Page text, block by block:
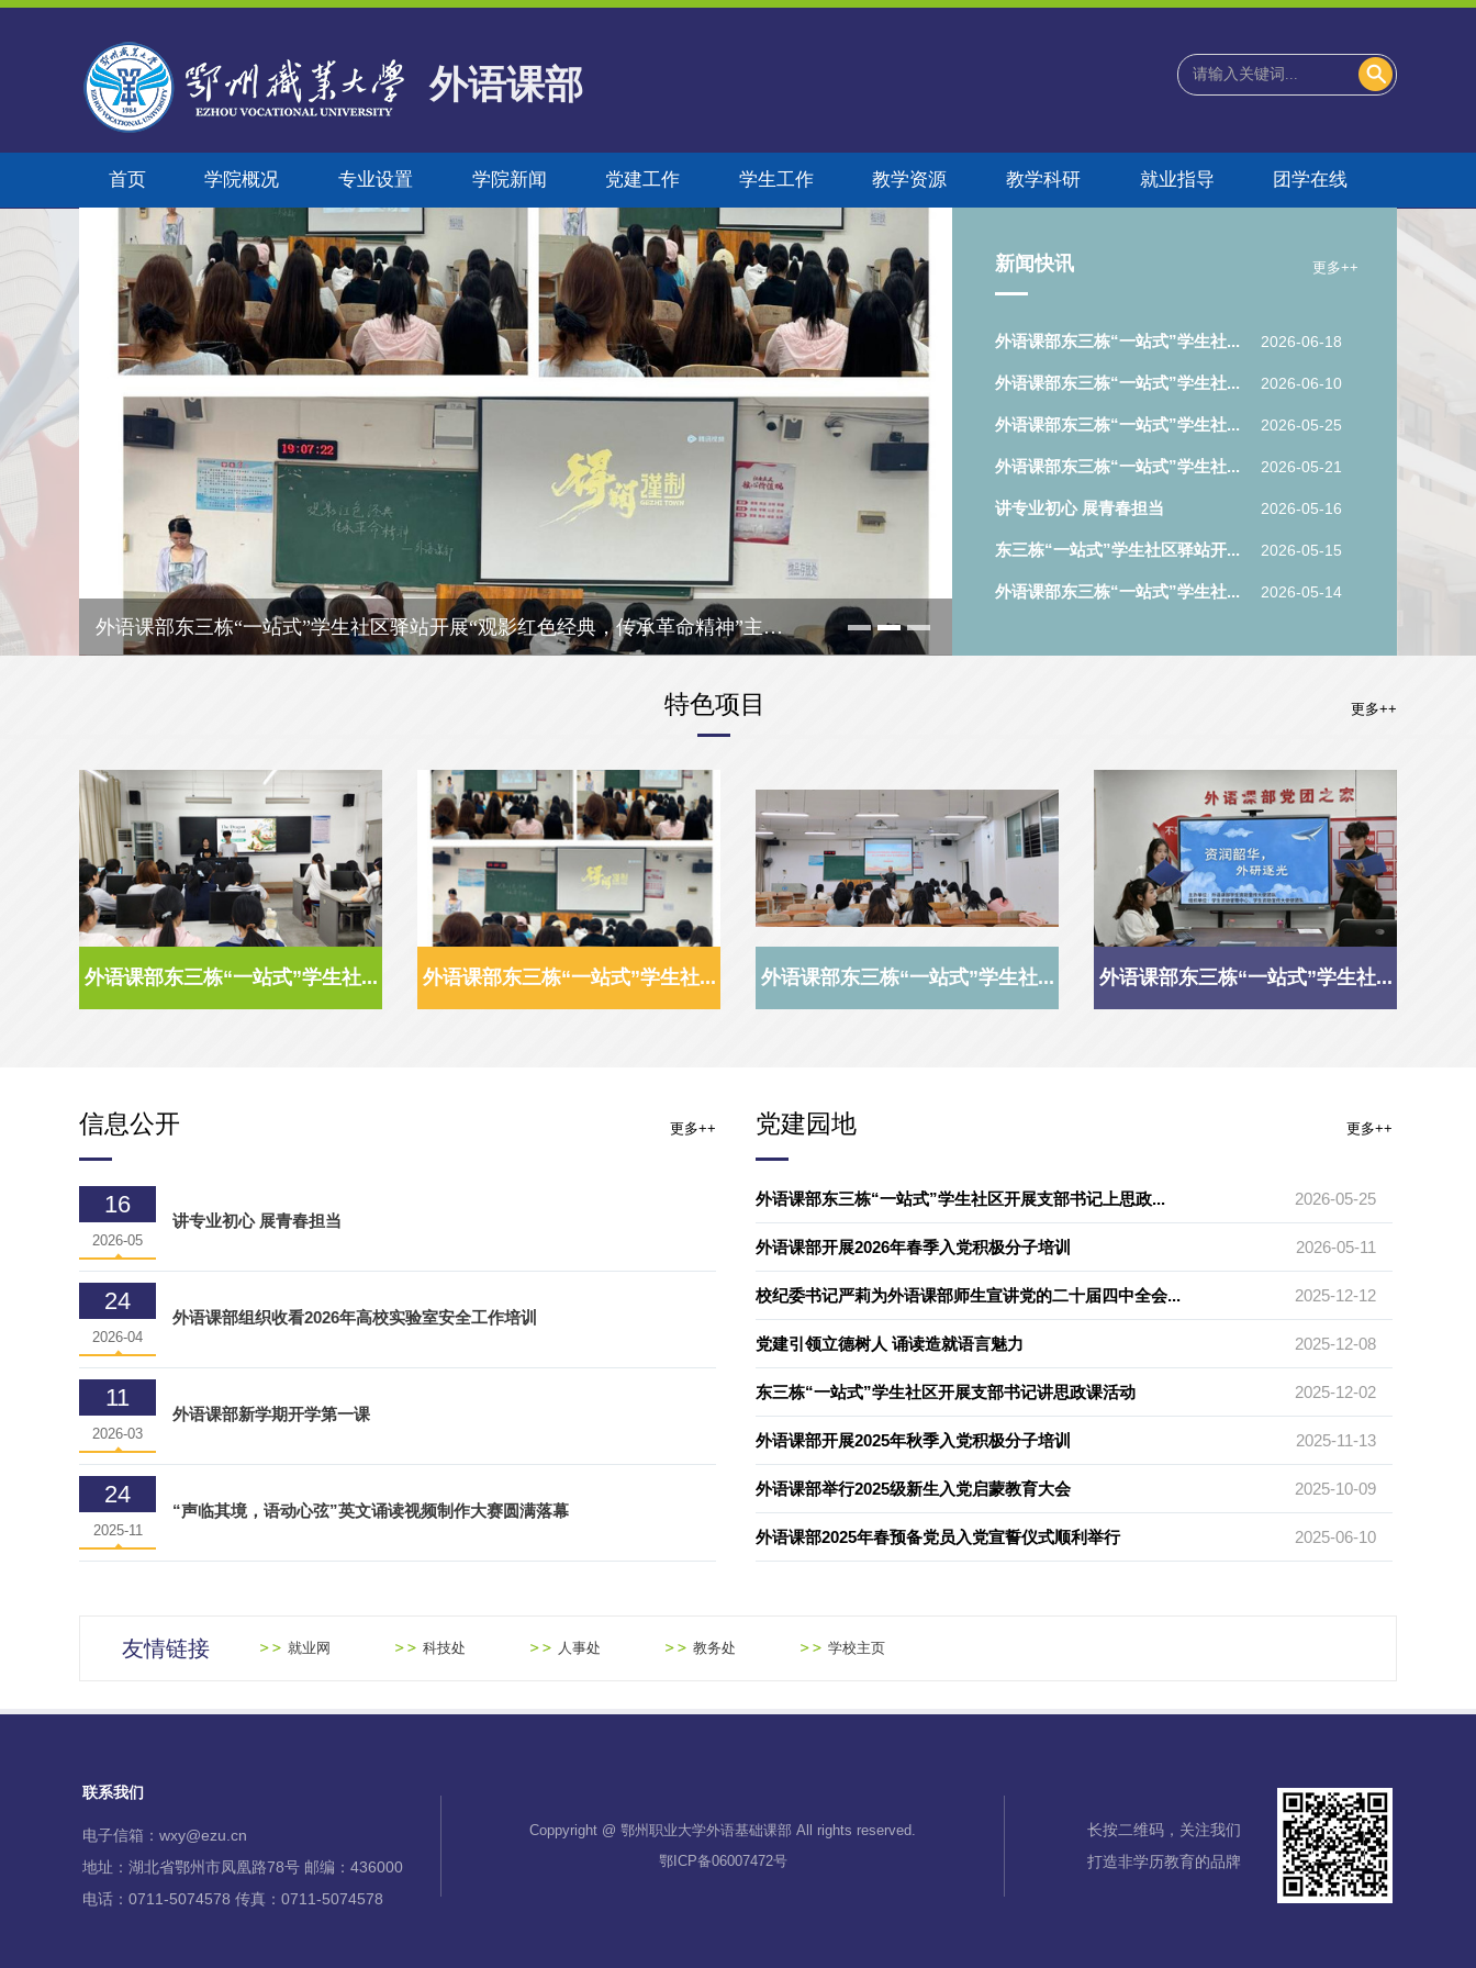
外语课部
首页 学院概况 专业设置 学院新闻 党建工作 学生工作 教学资源 教学科研 就业指导 团学在线
外语课部东三栋“一站式”学生社区驿站开展“观影红色经典，传承革命精神”主题
新闻快讯 更多++
外语课部东三栋“一站式”学生社... 2026-06-18
外语课部东三栋“一站式”学生社... 2026-06-10
外语课部东三栋“一站式”学生社... 2026-05-25
外语课部东三栋“一站式”学生社... 2026-05-21
讲专业初心 展青春担当 2026-05-16
东三栋“一站式”学生社区驿站开... 2026-05-15
外语课部东三栋“一站式”学生社... 2026-05-14
特色项目 更多++
外语课部东三栋“一站式”学生社... 外语课部东三栋“一站式”学生社... 外语课部东三栋“一站式”学生社... 外语课部东三栋“一站式”学生社...
信息公开 更多++
16
2026-05
讲专业初心 展青春担当
24
2026-04
外语课部组织收看2026年高校实验室安全工作培训
11
2026-03
外语课部新学期开学第一课
24
2025-11
“声临其境，语动心弦”英文诵读视频制作大赛圆满落幕
党建园地 更多++
外语课部东三栋“一站式”学生社区开展支部书记上思政... 2026-05-25
外语课部开展2026年春季入党积极分子培训 2026-05-11
校纪委书记严莉为外语课部师生宣讲党的二十届四中全会... 2025-12-12
党建引领立德树人 诵读造就语言魅力 2025-12-08
东三栋“一站式”学生社区开展支部书记讲思政课活动 2025-12-02
外语课部开展2025年秋季入党积极分子培训 2025-11-13
外语课部举行2025级新生入党启蒙教育大会 2025-10-09
外语课部2025年春预备党员入党宣誓仪式顺利举行 2025-06-10
友情链接 就业网 科技处 人事处 教务处 学校主页
联系我们
电子信箱：wxy@ezu.cn
地址：湖北省鄂州市凤凰路78号 邮编：436000
电话：0711-5074578 传真：0711-5074578
Coppyright @ 鄂州职业大学外语基础课部 All rights reserved.
鄂ICP备06007472号
长按二维码，关注我们
打造非学历教育的品牌